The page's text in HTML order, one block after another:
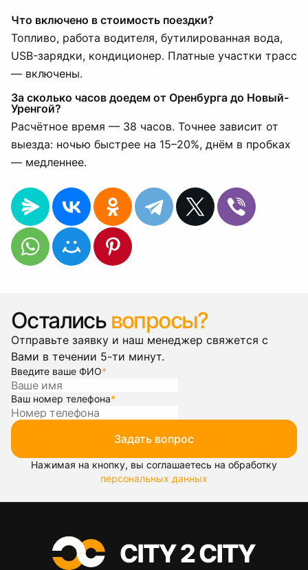
Что включено в стоимость поездки?
Топливо, работа водителя, бутилированная вода,
USB-зарядки, кондиционер. Платные участки трасс
— включены.
За сколько часов доедем от Оренбурга до Новый-
Уренгой?
Расчётное время — 38 часов. Точнее зависит от
выезда: ночью быстрее на 15–20%, днём в пробках
— медленнее.
Остались вопросы?
Отправьте заявку и наш менеджер свяжется с
Вами в течении 5-ти минут.
Введите ваше ФИО*
Ваш номер телефона*
Задать вопрос
Нажимая на кнопку, вы соглашаетесь на обработку
персональных данных